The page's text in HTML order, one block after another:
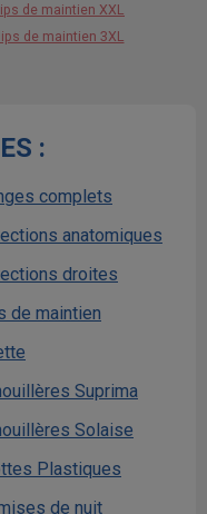
de maintien XXL
de maintien 3XL
:
complets
anatomiques
droites
de maintien
Suprima
Solaise
Plastiques
de nuit